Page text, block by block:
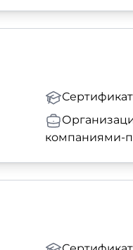
Сертификат
компаниями-